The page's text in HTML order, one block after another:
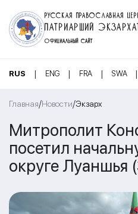
РУССКАЯ ПРАВОСЛАВНАЯ
ПАТРИАРШИЙ
ОФИЦИАЛЬНЫЙ САЙТ
RUS | ENG | FRA | SWA |
Главная/Новости/Экзарх
Митрополит
посетил
округе Луаншья